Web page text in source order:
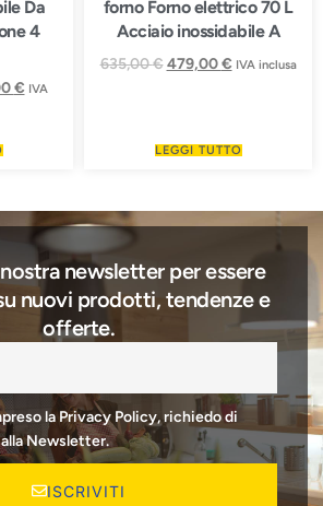
Da
4
€ IVA
forno Forno elettrico 70 L
Acciaio inossidabile A
635,00€ 479,00€ IVA inclusa
LEGGI TUTTO
newsletter per essere
nuovi prodotti, tendenze e
offerte.
la Privacy Policy, richiedo di
Newsletter.
ISCRIVITI